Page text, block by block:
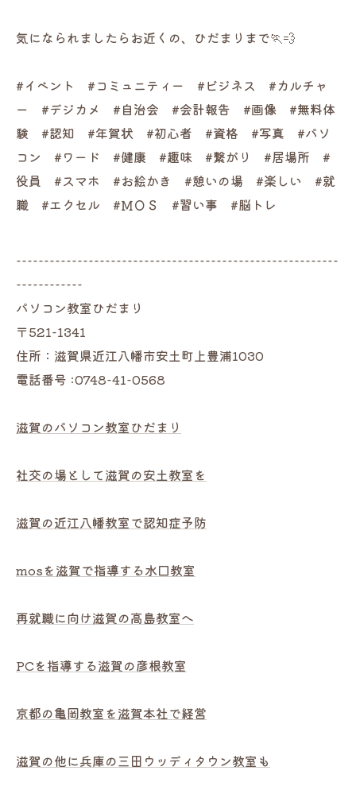
気になられましたらお近くの、ひだまりまで🏃💨
#イベント #コミュニティー #ビジネス #カルチャ
ー #デジカメ #自治会 #会計報告 #画像 #無料体
験 #認知 #年賀状 #初心者 #資格 #写真 #パソ
コン #ワード #健康 #趣味 #繋がり #居場所 #
役員 #スマホ #お絵かき #憩いの場 #楽しい #就
職 #エクセル #ＭＯＳ #習い事 #脳トレ
----------------------------------------------------------
------------
パソコン教室ひだまり
〒521-1341
住所：滋賀県近江八幡市安土町上豊浦1030
電話番号 :0748-41-0568
滋賀のパソコン教室ひだまり
社交の場として滋賀の安土教室を
滋賀の近江八幡教室で認知症予防
mosを滋賀で指導する水口教室
再就職に向け滋賀の高島教室へ
PCを指導する滋賀の彦根教室
京都の亀岡教室を滋賀本社で経営
滋賀の他に兵庫の三田ウッディタウン教室も